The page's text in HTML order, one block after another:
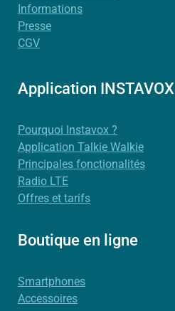
Informations
Presse
CGV
Application INSTAVOX
Pourquoi Instavox ?
Application Talkie Walkie
Principales fonctionalités
Radio LTE
Offres et tarifs
Boutique en ligne
Smartphones
Accessoires